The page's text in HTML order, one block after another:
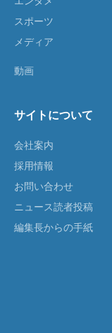
スポーツ
メディア
動画
サイトについて
会社案内
採用情報
お問い合わせ
ニュース読者投稿
編集長からの手紙